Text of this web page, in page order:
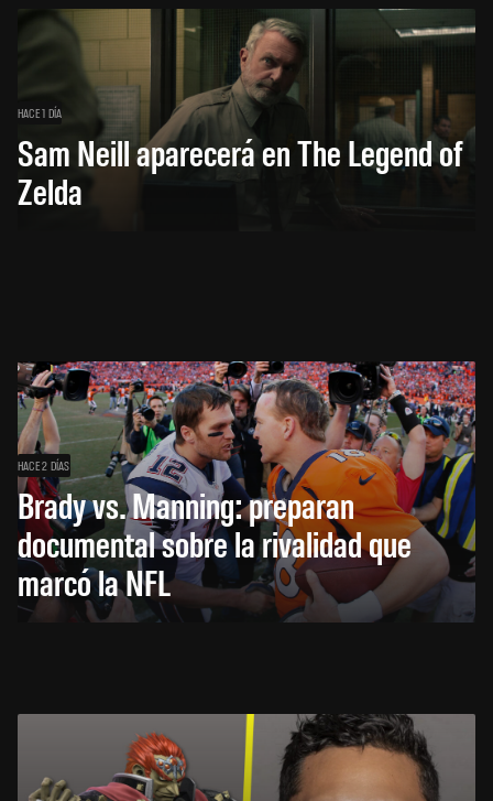
HACE 1 DÍA
Sam Neill aparecerá en The Legend of
Zelda
HACE 2 DÍAS
Brady vs. Manning: preparan
documental sobre la rivalidad que
marcó la NFL